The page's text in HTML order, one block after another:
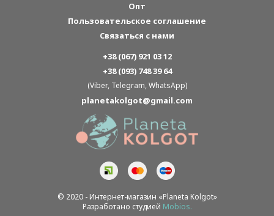
© 2020 - Интернет-магазин «Planeta Kolgot»
Разработано студией Mobios.
Опт
Пользовательское соглашение
Связаться с нами
+38 (067) 921 03 12
+38 (093) 748 39 64
(Viber, Telegram, WhatsApp)
planetakolgot@gmail.com